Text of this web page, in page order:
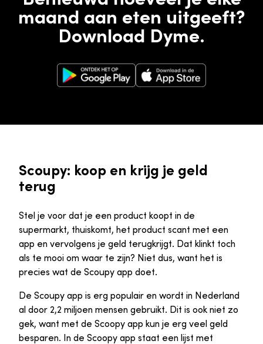
maand aan eten uitgeeft?
Download Dyme.
Google Play StoreApple App Store
Scoupy: koop en krijg je geld
terug
Stel je voor dat je een product koopt in de
supermarkt, thuiskomt, het product scant met een
app en vervolgens je geld terugkrijgt. Dat klinkt toch
als te mooi om waar te zijn? Niet dus, want het is
precies wat de Scoupy app doet.
De Scoupy app is erg populair en wordt in Nederland
al door 2,2 miljoen mensen gebruikt. Dit is ook niet zo
gek, want met de Scoopy app kun je erg veel geld
besparen. In de Scoopy app staat een lijst met